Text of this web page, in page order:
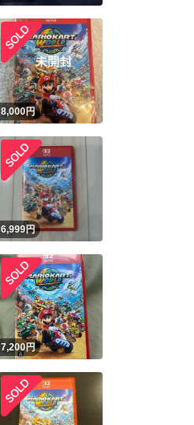
8,000円
6,999円
7,200円